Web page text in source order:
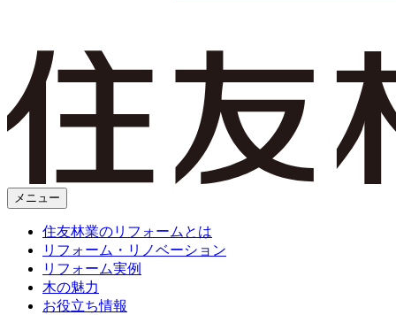
メニュー
住友林業のリフォームとは
リフォーム・リノベーション
リフォーム実例
木の魅力
お役立ち情報